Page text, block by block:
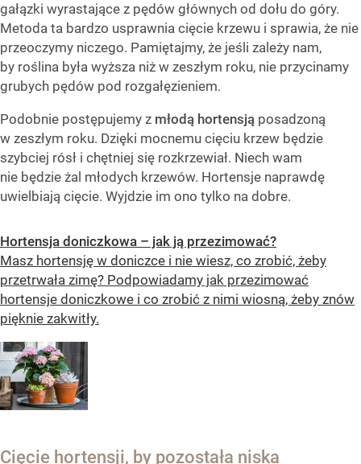
gałązki wyrastające z pędów głównych od dołu do góry.
Metoda ta bardzo usprawnia cięcie krzewu i sprawia, że nie
przeoczymy niczego. Pamiętajmy, że jeśli zależy nam,
by roślina była wyższa niż w zeszłym roku, nie przycinamy
grubych pędów pod rozgałęzieniem.
Podobnie postępujemy z młodą hortensją posadzoną
w zeszłym roku. Dzięki mocnemu cięciu krzew będzie
szybciej rósł i chętniej się rozkrzewiał. Niech wam
nie będzie żal młodych krzewów. Hortensje naprawdę
uwielbiają cięcie. Wyjdzie im ono tylko na dobre.
Hortensja doniczkowa – jak ją przezimować?
Masz hortensję w doniczce i nie wiesz, co zrobić, żeby
przetrwała zimę? Podpowiadamy jak przezimować
hortensje doniczkowe i co zrobić z nimi wiosną, żeby znów
pięknie zakwitły.
Cięcie hortensji, by pozostała niska